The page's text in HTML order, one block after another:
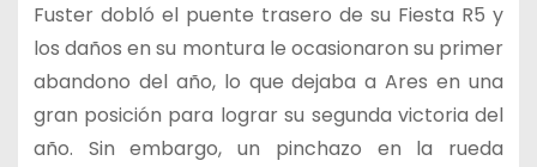
Fuster dobló el puente trasero de su Fiesta R5 y
los daños en su montura le ocasionaron su primer
abandono del año, lo que dejaba a Ares en una
gran posición para lograr su segunda victoria del
año. Sin embargo, un pinchazo en la rueda